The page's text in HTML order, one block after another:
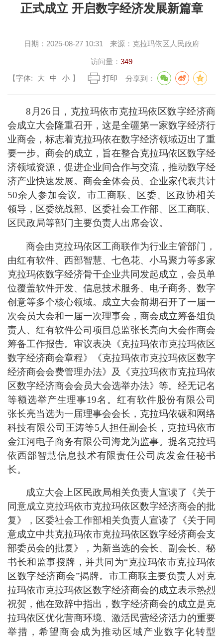
正式成立 开启数字经济发展新篇章
日期： 2025-08-27 10:31 来源： 克拉玛依区人民政府
访问量： 349
【字体:
大 中 小 】 打印 分享到：
8 月 26 日 ， 克拉玛依市克拉玛依区数字经济商
会成立大会隆重召开，这是全疆第一家数字经济行
业商会，标志着克拉玛依在数字经济领域迈出了重
要一步。商会的成立，旨在整合克拉玛依 区数字经
济领域资源，促进企业间合作与交流，推动数字经
济产业快速发展。 商会全体会员、企业家代表共计
50余人参加会议。市工商联、区委、 区政协相关
领导， 区委统战部、区委社会工作部、区工商联、
区民政局等部门主要负责人出席会议。
商会由克拉玛依区工商联作为行业主管部门，
由红有软件、西部智慧、七色花、小马聚力等多家
克拉玛依数字经济骨干企业共同发起成立 ， 会员单
位覆盖软件开发、信息技术服务、电子商务、数字
创意等多个核心领域。成立大会前期召开了一届一
次会员大会和一届一次理事会，商会成立筹备组负
责人、红有软件公司项目总监张长亮向大会作商会
筹备工作报告。审议表决 《克拉玛依市克拉玛依区
数字经济商会章程》《克拉玛依市克拉玛依区数字
经济商会会费管理办法》及《克拉玛依市克拉玛依
区数字经济商会会员大会选举办法》等。经无记名
等额选举产生理事19名。 红有软件股份有限公司
张长亮当选为一届理事会会长，克拉玛依碳和网络
科技有限公司王涛等5 人担任副会长，克拉玛依市
金江河电子商务有限公司海龙为监事。 提名克拉玛
依西部智慧信息技术有限责任公司庹发金任秘书
长。
成立大会上区民政局相关负责人宣读了《关于
同意成立克拉玛依市克拉玛依区数字经济商会的批
复》，区委社会工作部相关负责人宣读了《关于同
意成立中共克拉玛依市克拉玛依区数字经济商会支
部委员会的批复》，为新当选的会长、副会长、秘
书长和监事授牌，并共同为“克拉玛依市克拉玛依
区数字经济商会”揭牌。市工商联主要负责人对克
拉玛依市克拉玛依区数字经济商会的成立表示热烈
祝贺，他在致辞中指出，数字经济商会的成立是克
拉玛依区优化营商环境、激活民营经济活力的重要
举措，希望商会成为推动 区域产业数字化转型